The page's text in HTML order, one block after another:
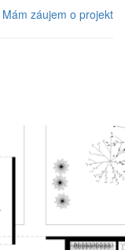
Mám záujem o projekt